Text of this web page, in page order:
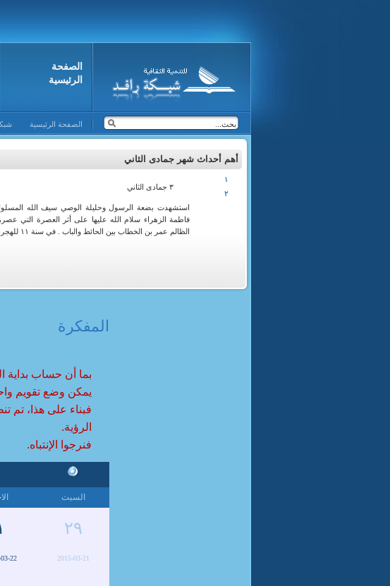
الصفحة
الرئيسية
الصفحة الرئيسية
أهم أحداث شهر جمادى الثاني
١
٢
٣ جمادى الثاني
استشهدت بضعة الرسول وحليلة الوصي سيف الله
فاطمة الزهراء سلام الله عليها على أثر العصرة التي
الظالم عمر بن الخطاب بين الحائط والباب . في سنة ١١ للهجرة
المفکرة
بما أن حساب بداية
يمكن وضع تقويم
فبناء على هذا، تم
الرؤية.
فنرجوا الإنتباه.
السبت
٢٩
2015-03-21
22